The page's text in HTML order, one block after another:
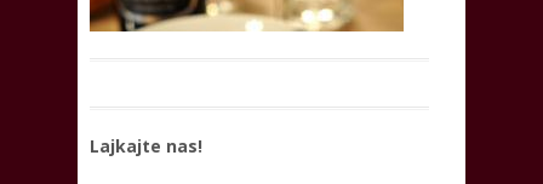
Lajkajte nas!